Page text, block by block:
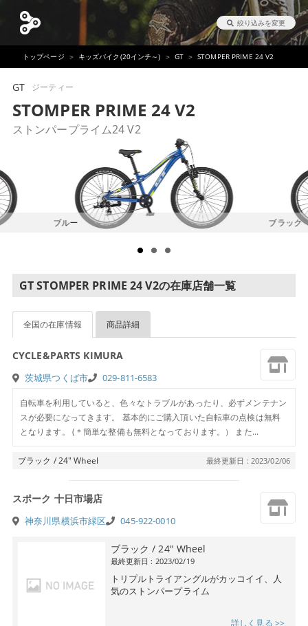
絞り込みを変更
トップページ キッズバイク(20インチ～) GT STOMPER PRIME 24 V2
ブルー ブラック
GT ジーティー
STOMPER PRIME 24 V2
ストンパープライム24 V2
GT STOMPER PRIME 24 V2の在庫店舗一覧
全国の在庫情報 商品詳細
CYCLE&PARTS KIMURA
茨城県つくば市 029-811-6583
自転車を利用していると、色々なトラブルがあったり、必ずメンテナン
スが必要になってきます。 基本的にご購入頂いた自転車の点検は無料
となります。 (＊簡単な整備も無料となっております。） また...
ブラック / 24″ Wheel 最終更新日 : 2023/02/06
スポーク 十日市場店
神奈川県横浜市緑区 045-922-0010
ブラック / 24″ Wheel
最終更新日 : 2023/02/19
トリプルトライアングルがカッコイイ、人
気のストンパープライム
詳しく見る >>